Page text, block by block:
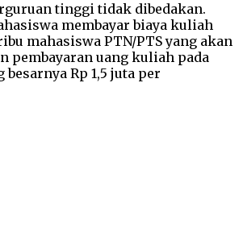
tinggi tidak dibedakan.
membayar biaya kuliah
mahasiswa PTN/PTS yang akan
pembayaran uang kuliah pada
Rp 1,5 juta per